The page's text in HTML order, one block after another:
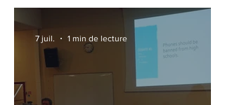
7 juil. 1 min de lecture